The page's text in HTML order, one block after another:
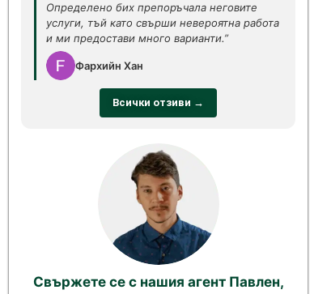
Определено бих препоръчала неговите
услуги, тъй като свърши невероятна работа
и ми предостави много варианти.”
Фархийн Хан
Всички отзиви →
Свържете се с нашия агент Павлен,